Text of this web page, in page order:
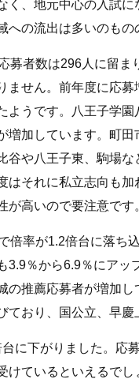
く、地元中心の入試
への流出は多いのもの
募者数は296人に留
ません。前年度に応
ようです。八王子学
増加しています。町
谷や八王子東、駒場
はそれに私立志向も
が高いので要注意です
倍率が1.2倍台に落ち
3.9％から6.9％にア
の推薦応募者が増加
ており、国公立、早
に下がりました。応
けているといえるで